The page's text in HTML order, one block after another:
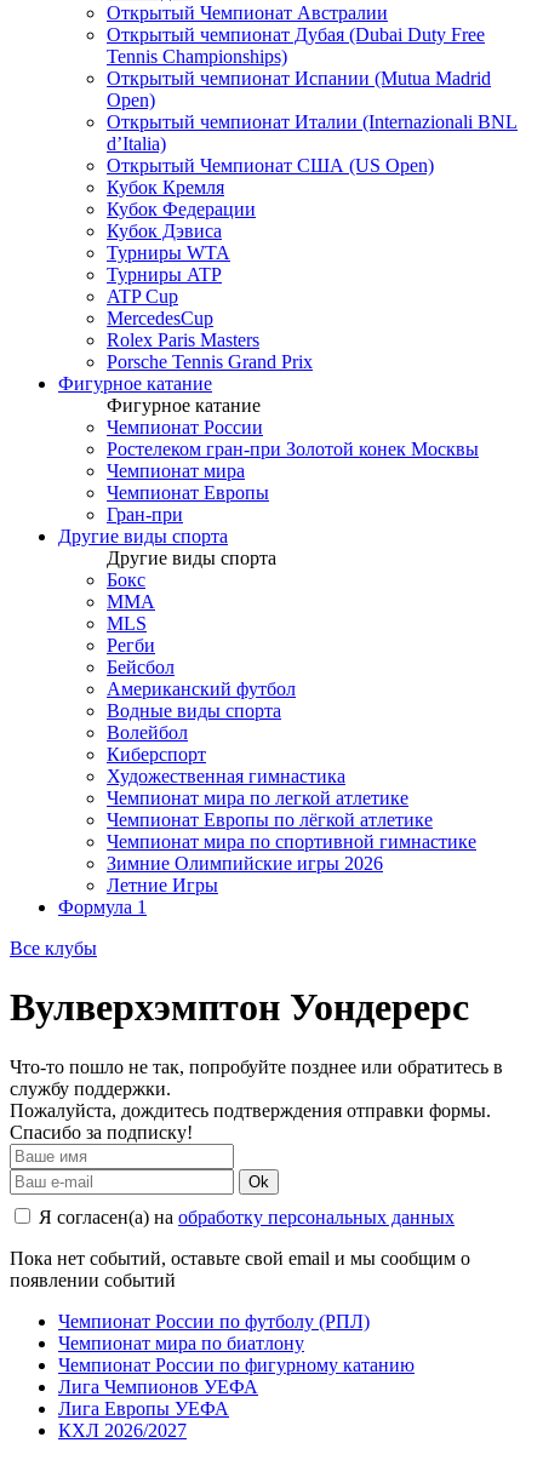
Открытый Чемпионат Австралии
Открытый чемпионат Дубая (Dubai Duty Free
Tennis Championships)
Открытый чемпионат Испании (Mutua Madrid
Open)
Открытый чемпионат Италии (Internazionali BNL
d’Italia)
Открытый Чемпионат США (US Open)
Кубок Кремля
Кубок Федерации
Кубок Дэвиса
Турниры WTA
Турниры ATP
ATP Cup
MercedesCup
Rolex Paris Masters
Porsche Tennis Grand Prix
Фигурное катание
Фигурное катание
Чемпионат России
Ростелеком гран-при Золотой конек Москвы
Чемпионат мира
Чемпионат Европы
Гран-при
Другие виды спорта
Другие виды спорта
Бокс
MMA
MLS
Регби
Бейсбол
Американский футбол
Водные виды спорта
Волейбол
Киберспорт
Художественная гимнастика
Чемпионат мира по легкой атлетике
Чемпионат Европы по лёгкой атлетике
Чемпионат мира по спортивной гимнастике
Зимние Олимпийские игры 2026
Летние Игры
Формула 1
Все клубы
Вулверхэмптон Уондерерс
Что-то пошло не так, попробуйте позднее или обратитесь в
службу поддержки.
Пожалуйста, дождитесь подтверждения отправки формы.
Спасибо за подписку!
Ok
Я согласен(а) на обработку персональных данных
Пока нет событий, оставьте свой email и мы сообщим о
появлении событий
Чемпионат России по футболу (РПЛ)
Чемпионат мира по биатлону
Чемпионат России по фигурному катанию
Лига Чемпионов УЕФА
Лига Европы УЕФА
КХЛ 2026/2027